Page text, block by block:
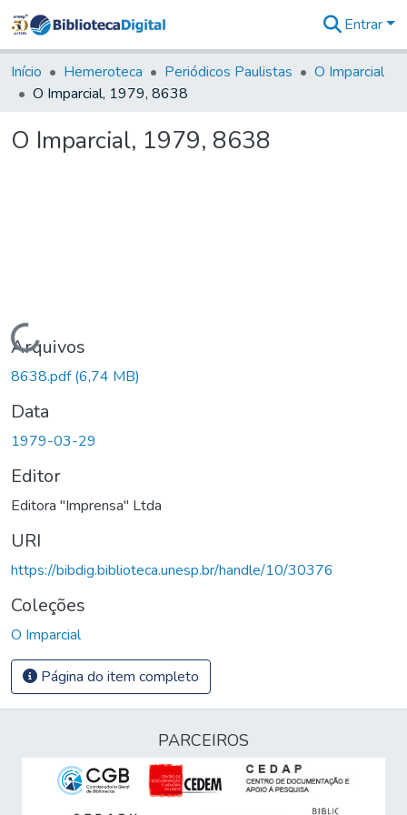
&
Coleções
Tudo na
Digital
Entrar
Início Hemeroteca Periódicos Paulistas
O Imparcial
O Imparcial, 1979, 8638
O Imparcial, 1979, 8638
Carregando...
Arquivos
8638.pdf(6,74 MB)
Data
1979-03-29
Editor
Editora "Imprensa" Ltda
URI
https://bibdig.biblioteca.unesp.br/handle/10/30376
Coleções
O Imparcial
Página do item completo
PARCEIROS